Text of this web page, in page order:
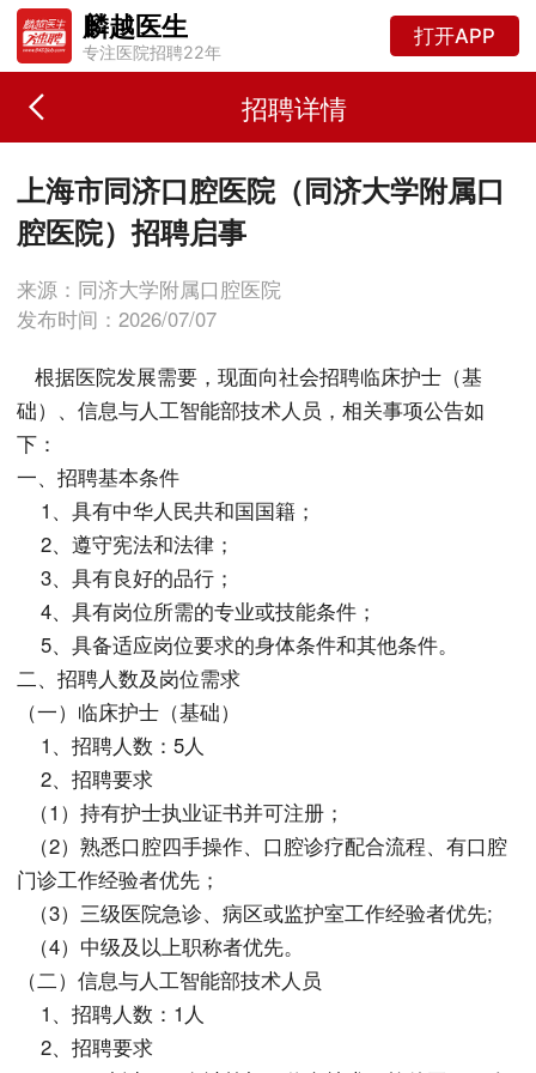
麟越医生
专注医院招聘22年
打开APP
招聘详情
上海市同济口腔医院（同济大学附属口
腔医院）招聘启事
来源：同济大学附属口腔医院
发布时间：2026/07/07
根据医院发展需要，现面向社会招聘临床护士（基
础）、信息与人工智能部技术人员，相关事项公告如
下：
一、招聘基本条件
1、具有中华人民共和国国籍；
2、遵守宪法和法律；
3、具有良好的品行；
4、具有岗位所需的专业或技能条件；
5、具备适应岗位要求的身体条件和其他条件。
二、招聘人数及岗位需求
（一）临床护士（基础）
1、招聘人数：5人
2、招聘要求
（1）持有护士执业证书并可注册；
（2）熟悉口腔四手操作、口腔诊疗配合流程、有口腔
门诊工作经验者优先；
（3）三级医院急诊、病区或监护室工作经验者优先;
（4）中级及以上职称者优先。
（二）信息与人工智能部技术人员
1、招聘人数：1人
2、招聘要求